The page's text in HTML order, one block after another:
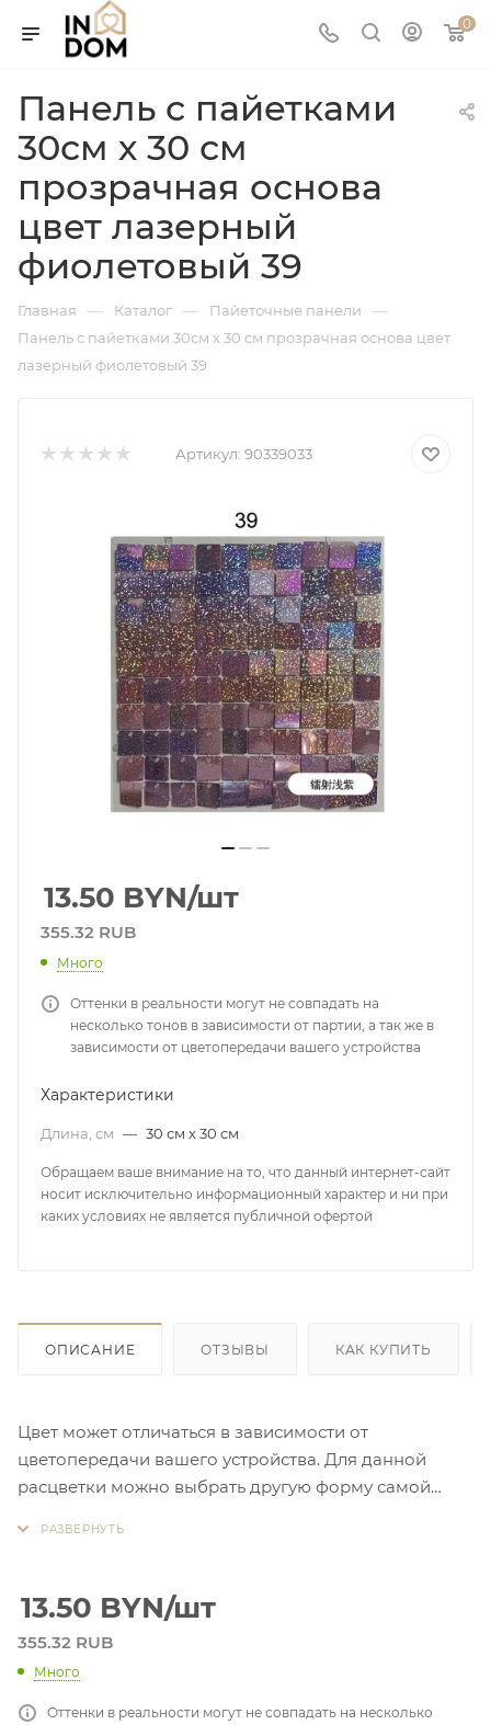
0
Панель с пайетками
30см х 30 см
прозрачная основа
цвет лазерный
фиолетовый 39
Главная — Каталог — Пайеточные панели —
Панель с пайетками 30см х 30 см прозрачная основа цвет
лазерный фиолетовый 39
Артикул: 90339033
13.50 BYN/шт
355.32 RUB
Много
Оттенки в реальности могут не совпадать на
несколько тонов в зависимости от партии, а так же в
зависимости от цветопередачи вашего устройства
Характеристики
Длина, см — 30 см x 30 см
Обращаем ваше внимание на то, что данный интернет-сайт
носит исключительно информационный характер и ни при
каких условиях не является публичной офертой
ОПИСАНИЕ ОТЗЫВЫ КАК КУПИТЬ
Цвет может отличаться в зависимости от
цветопередачи вашего устройства. Для данной
расцветки можно выбрать другую форму самой
13.50 BYN/шт
355.32 RUB
Много
Оттенки в реальности могут не совпадать на несколько